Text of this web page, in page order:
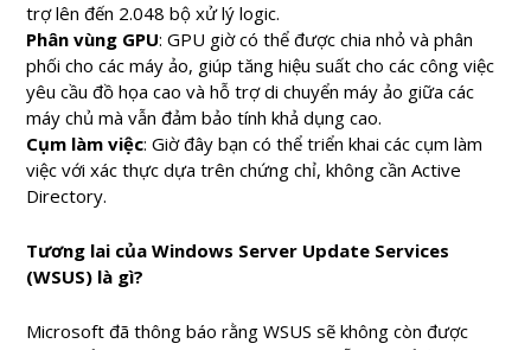
trợ lên đến 2.048 bộ xử lý logic.
Phân vùng GPU: GPU giờ có thể được chia nhỏ và phân
phối cho các máy ảo, giúp tăng hiệu suất cho các công việc
yêu cầu đồ họa cao và hỗ trợ di chuyển máy ảo giữa các
máy chủ mà vẫn đảm bảo tính khả dụng cao.
Cụm làm việc: Giờ đây bạn có thể triển khai các cụm làm
việc với xác thực dựa trên chứng chỉ, không cần Active
Directory.
Tương lai của Windows Server Update Services
(WSUS) là gì?
Microsoft đã thông báo rằng WSUS sẽ không còn được